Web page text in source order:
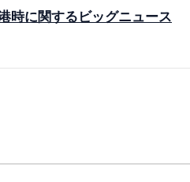
時に関するビッグニュース